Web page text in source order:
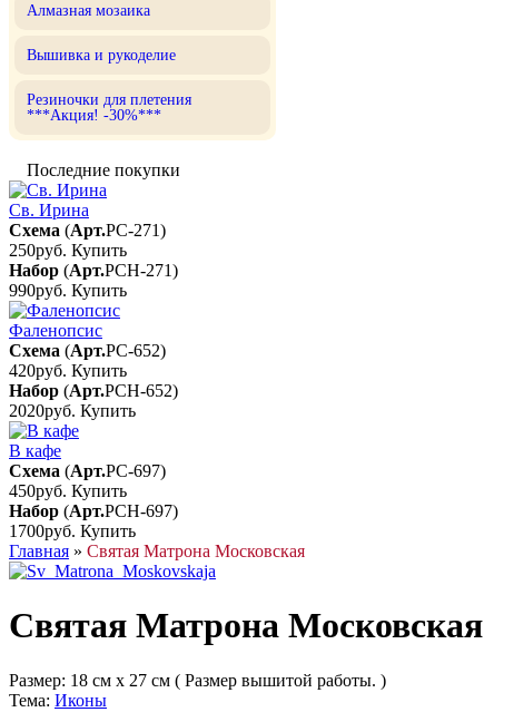
Алмазная мозаика
Вышивка и рукоделие
Резиночки для плетения
***Акция! -30%***
Последние покупки
Св. Ирина
Схема (Арт.РС-271)
250руб. Купить
Набор (Арт.РСН-271)
990руб. Купить
Фаленопсис
Схема (Арт.РС-652)
420руб. Купить
Набор (Арт.РСН-652)
2020руб. Купить
В кафе
Схема (Арт.РС-697)
450руб. Купить
Набор (Арт.РСН-697)
1700руб. Купить
Главная » Святая Матрона Московская
Святая Матрона Московская
Размер: 18 см x 27 см ( Размер вышитой работы. )
Тема: Иконы